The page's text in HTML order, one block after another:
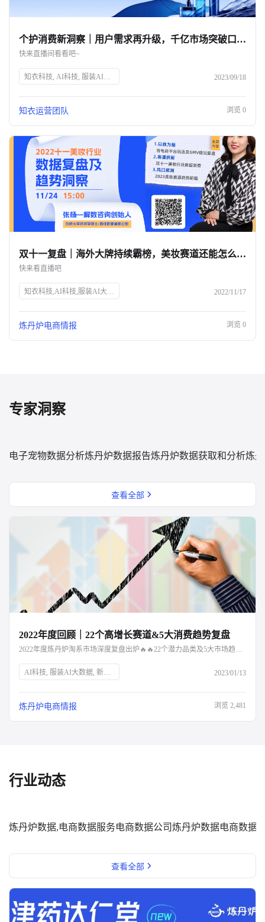
个护消费新洞察｜用户需求再升级，千亿市场突破口究竟在何方？
快来直播间看看吧~
知衣科技, AI科技, 服装AI大数据, 个护消费趋势, 消费者需求, 个人护理, 精细化消费, 品牌突破, 直播预告, 数据洞察 2023/09/18
知衣运营团队 浏览 0
双十一复盘｜海外大牌持续霸榜，美妆赛道还能怎么玩？-杭州知衣科技
快来看直播吧
知衣科技,AI科技,服装AI大数据,双十一,美妆行业,数据洞察,电商直播,炼丹炉Talk,张杨,解数咨询,电商趋势,GMV分析,市场变化,品牌增长,获客成本,未来趋势 2022/11/17
炼丹炉电商情报 浏览 0
专家洞察
电子宠物数据分析炼丹炉数据报告炼丹炉数据获取和分析炼
查看全部
2022年度回顾｜22个高增长赛道&5大消费趋势复盘
2022年度炼丹炉淘系市场深度复盘出炉🔥🔥22个潜力品类及5大市场趋势解读，点击文章阅读～
AI科技, 服装AI大数据, 新消费品牌, Z世代, 新中产, 银发经济, 宅经济, 户外经济, 情绪消费, 短视频营销, 直播营销, 登山, 垂钓, 露营, 滑雪, 防疫政策, 保健意识, 宠物经济, 国货崛起 2023/01/13
炼丹炉电商情报 浏览 2,481
行业动态
炼丹炉数据,电商数据服务电商数据公司炼丹炉数据电商数据
查看全部